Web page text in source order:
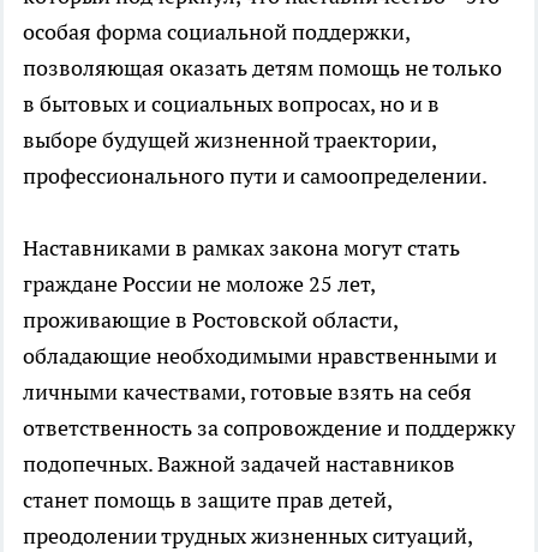
особая форма социальной поддержки,
позволяющая оказать детям помощь не только
в бытовых и социальных вопросах, но и в
выборе будущей жизненной траектории,
профессионального пути и самоопределении.
Наставниками в рамках закона могут стать
граждане России не моложе 25 лет,
проживающие в Ростовской области,
обладающие необходимыми нравственными и
личными качествами, готовые взять на себя
ответственность за сопровождение и поддержку
подопечных. Важной задачей наставников
станет помощь в защите прав детей,
преодолении трудных жизненных ситуаций,